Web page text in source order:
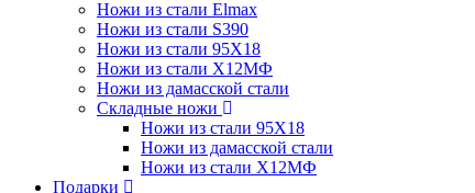
Ножи из стали Elmax
Ножи из стали S390
Ножи из стали 95X18
Ножи из стали Х12МФ
Ножи из дамасской стали
Складные ножи
Ножи из стали 95X18
Ножи из дамасской стали
Ножи из стали Х12МФ
Подарки